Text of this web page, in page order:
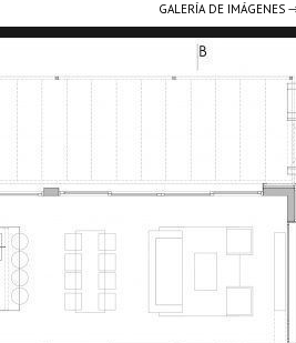
GALERÍA DE IMÁGENES